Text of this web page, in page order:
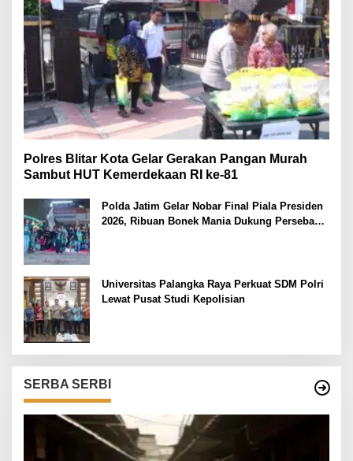
Polres Blitar Kota Gelar Gerakan Pangan Murah
Sambut HUT Kemerdekaan RI ke-81
Polda Jatim Gelar Nobar Final Piala Presiden
2026, Ribuan Bonek Mania Dukung Persebaya
Universitas Palangka Raya Perkuat SDM Polri
Lewat Pusat Studi Kepolisian
SERBA SERBI